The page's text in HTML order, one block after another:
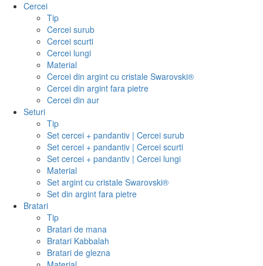
Cercei
Tip
Cercei surub
Cercei scurti
Cercei lungi
Material
Cercei din argint cu cristale Swarovski®
Cercei din argint fara pietre
Cercei din aur
Seturi
Tip
Set cercei + pandantiv | Cercei surub
Set cercei + pandantiv | Cercei scurti
Set cercei + pandantiv | Cercei lungi
Material
Set argint cu cristale Swarovski®
Set din argint fara pietre
Bratari
Tip
Bratari de mana
Bratari Kabbalah
Bratari de glezna